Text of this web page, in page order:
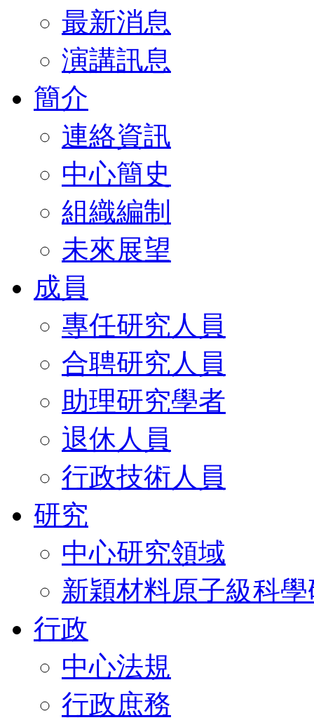
最新消息
演講訊息
簡介
連絡資訊
中心簡史
組織編制
未來展望
成員
專任研究人員
合聘研究人員
助理研究學者
退休人員
行政技術人員
研究
中心研究領域
新穎材料原子級科
行政
中心法規
行政庶務